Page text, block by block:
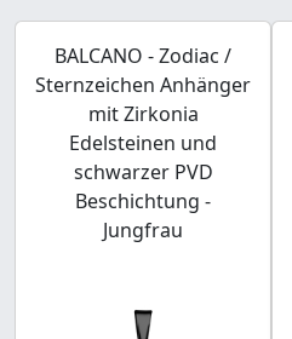
BALCANO - Zodiac /
Sternzeichen Anhänger
mit Zirkonia
Edelsteinen und
schwarzer PVD
Beschichtung -
Jungfrau